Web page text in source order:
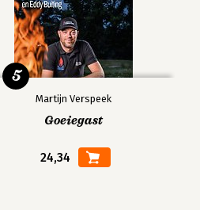
Martijn Verspeek
Goeiegast
24,34
5